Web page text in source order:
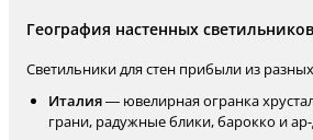
География настенных
Светильники для стен прибыли из
Италия— ювелирная огранка
грани, радужные блики, барокко и